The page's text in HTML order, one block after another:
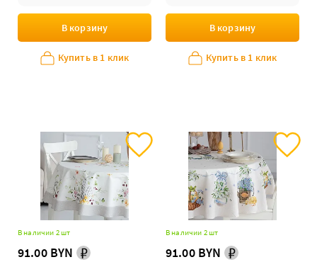
В корзину
Купить в 1 клик
В корзину
Купить в 1 клик
В наличии 2 шт
91.00 BYN
В наличии 2 шт
91.00 BYN